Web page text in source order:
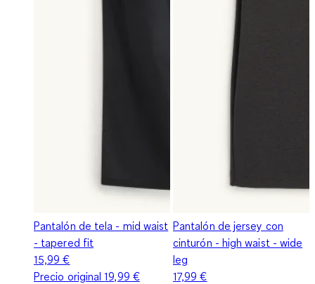
Pantalón de tela - mid waist
- tapered fit
15,99 €
Precio original19,99 €
Pantalón de jersey con
cinturón - high waist - wide
leg
17,99 €